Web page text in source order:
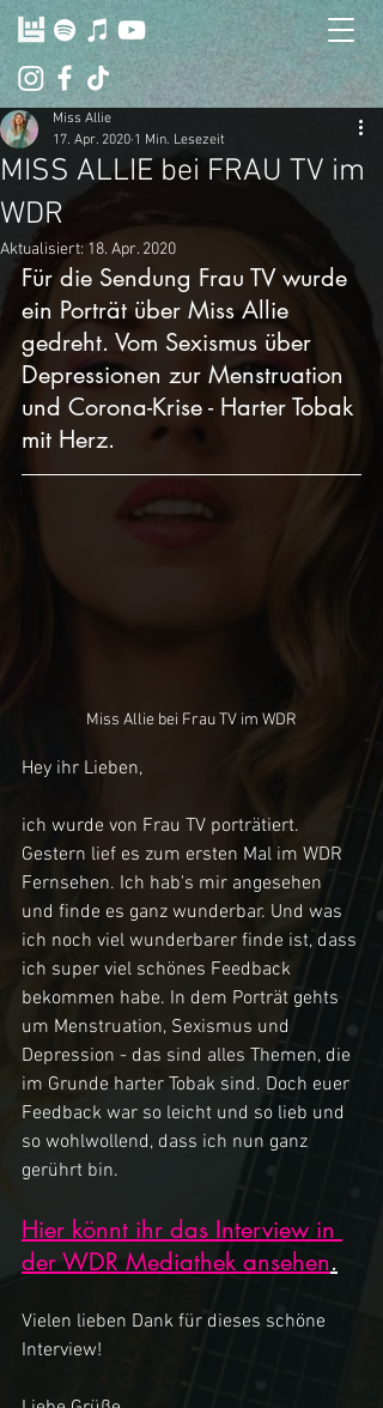
MISS ALLIE bei FRAU TV im
WDR
Miss Allie
17. Apr. 2020 1 Min. Lesezeit
Aktualisiert: 18. Apr. 2020
Für die Sendung Frau TV wurde
ein Porträt über Miss Allie
gedreht. Vom Sexismus über
Depressionen zur Menstruation
und Corona-Krise - Harter Tobak
mit Herz.
Miss Allie bei Frau TV im WDR
Hey ihr Lieben,
ich wurde von Frau TV porträtiert.
Gestern lief es zum ersten Mal im WDR
Fernsehen. Ich hab's mir angesehen
und finde es ganz wunderbar. Und was
ich noch viel wunderbarer finde ist, dass
ich super viel schönes Feedback
bekommen habe. In dem Porträt gehts
um Menstruation, Sexismus und
Depression - das sind alles Themen, die
im Grunde harter Tobak sind. Doch euer
Feedback war so leicht und so lieb und
so wohlwollend, dass ich nun ganz
gerührt bin.
Hier könnt ihr das Interview in
der WDR Mediathek ansehen.
Vielen lieben Dank für dieses schöne
Interview!